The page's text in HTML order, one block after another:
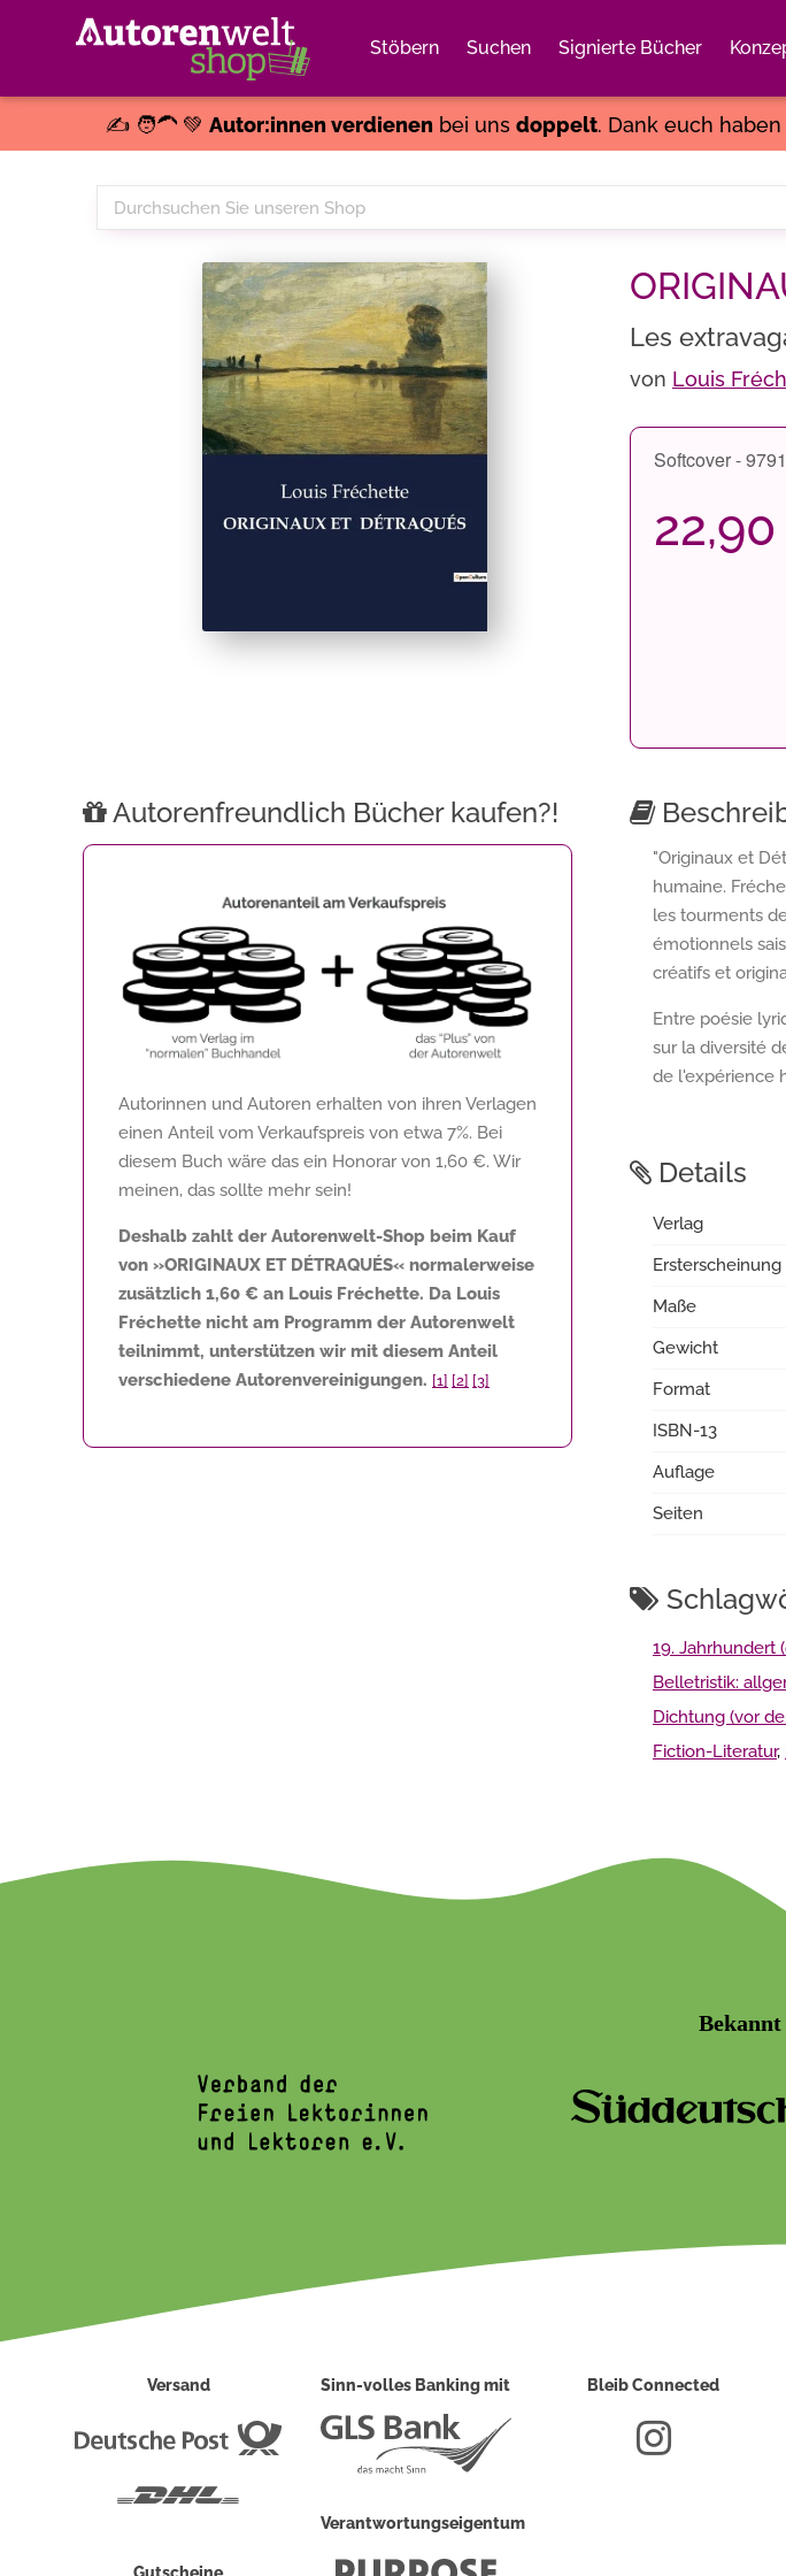
Stöbern Suchen Signierte Bücher
✍️ 🧑‍🦱 💚 Autor:innen verdienenbei uns doppelt. Dank euch
Durchsuchen
Sie
Les
von Louis
Softcover -
Autorenfreundlich Bücher kaufen?!
Autorinnen und Autoren erhalten von ihren Verlagen
einen Anteil vom Verkaufspreis von etwa 7%. Bei
diesem Buch wäre das ein Honorar von 1,60 €. Wir
meinen, das sollte mehr sein!
Deshalb zahlt der Autorenwelt-Shop beim Kauf
von »ORIGINAUX ET DÉTRAQUÉS« normalerweise
zusätzlich 1,60 € an Louis Fréchette. Da Louis
Fréchette nicht am Programm der Autorenwelt
teilnimmt, unterstützen wir mit diesem Anteil
verschiedene Autorenvereinigungen. [1] [2] [3]
"Originaux et
humaine.
les tourments
émotionnels
créatifs et
Entre poésie
sur la diversité
de l'expérience
Details
Verlag
Ersterscheinung
Maße
Gewicht
Format
ISBN-13
Auflage
Seiten
19. Jahrhundert
Belletristik:
Dichtung (vor
Fiction-Literatur,
Versand
Deutsche
Sinn-volles Banking mit
Verantwortungseigentum
Bleib Connected